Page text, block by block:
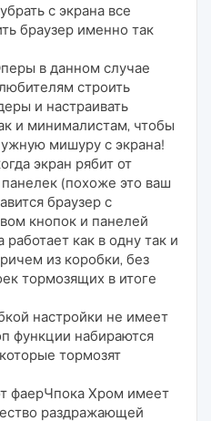
с экрана все
браузер именно так
в данном случае
строить
и настраивать
и минималистам, чтобы
мишуру с экрана!
экран рябит от
(похоже это ваш
браузер с
кнопок и панелей
как в одну так и
из коробки, без
тормозящих в итоге
настройки не имеет
функции набираются
тормозят
фаерЧпока Хром имеет
раздражающей